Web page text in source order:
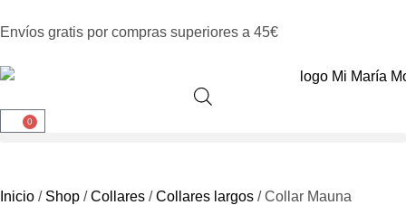
Envíos gratis por compras superiores a 45€
0
Inicio / Shop /Collares /Collares largos / Collar Mauna